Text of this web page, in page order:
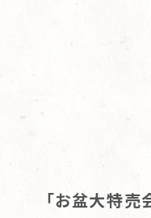
「お盆大特売